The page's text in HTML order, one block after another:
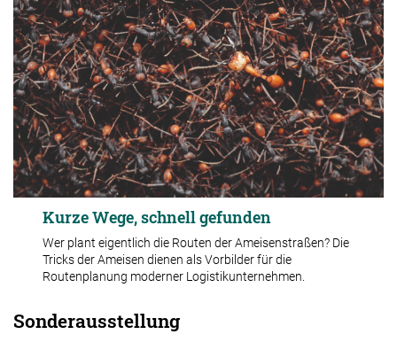
Kurze Wege, schnell gefunden
Wer plant eigentlich die Routen der Ameisenstraßen? Die
Tricks der Ameisen dienen als Vorbilder für die
Routenplanung moderner Logistikunternehmen.
Sonderausstellung